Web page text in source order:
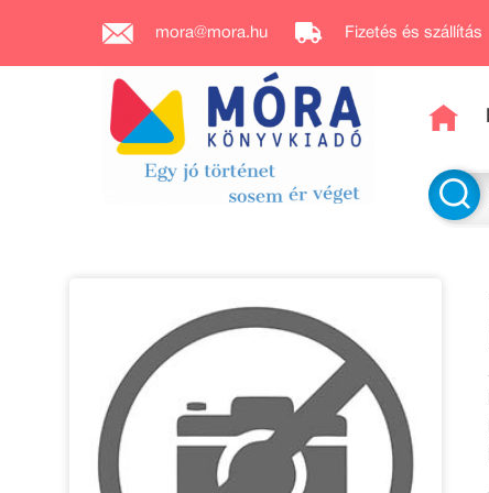
mora@mora.hu Fizetés és szállítás